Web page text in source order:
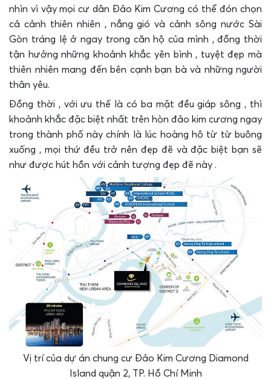
nhìn vì vậy mọi cư dân Đảo Kim Cương có thể đón chọn
cả cảnh thiên nhiên , nắng gió và cảnh sông nước Sài
Gòn tráng lệ ở ngay trong căn hộ của mình , đồng thời
tận hưởng những khoảnh khắc yên bình , tuyệt đẹp mà
thiên nhiên mang đến bên cạnh bạn bà và những người
thân yêu.
Đồng thời , với ưu thế là có ba mặt đều giáp sông , thì
khoảnh khắc đặc biệt nhất trên hòn đảo kim cương ngay
trong thành phố này chính là lúc hoàng hô từ từ buông
xuống , mọi thứ đều trở nên đẹp đẽ và đặc biệt bạn sẽ
như được hút hồn với cảnh tượng đẹp đẽ này .
Vị trí của dự án chung cư Đảo Kim Cương Diamond
Island quận 2, TP. Hồ Chí Minh